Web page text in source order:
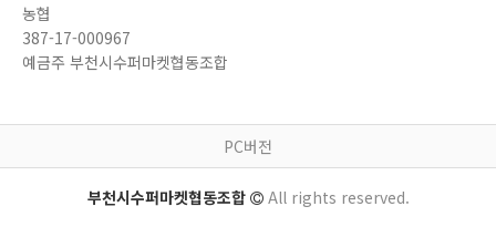
농협
387-17-000967
예금주 부천시수퍼마켓협동조합
PC버전
부천시수퍼마켓협동조합 All rights reserved.